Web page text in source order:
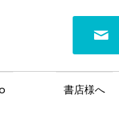
書店様へ